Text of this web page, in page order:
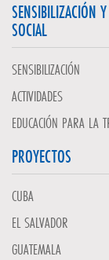
SENSIBILIZACIÓN
SOCIAL
SENSIBILIZACIÓN
ACTIVIDADES
EDUCACIÓN PARA LA
PROYECTOS
CUBA
EL SALVADOR
GUATEMALA